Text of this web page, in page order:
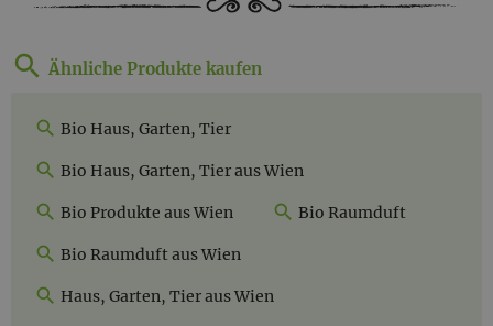
Ähnliche Produkte kaufen
Bio Haus, Garten, Tier
Bio Haus, Garten, Tier aus Wien
Bio Produkte aus Wien Bio Raumduft
Bio Raumduft aus Wien
Haus, Garten, Tier aus Wien